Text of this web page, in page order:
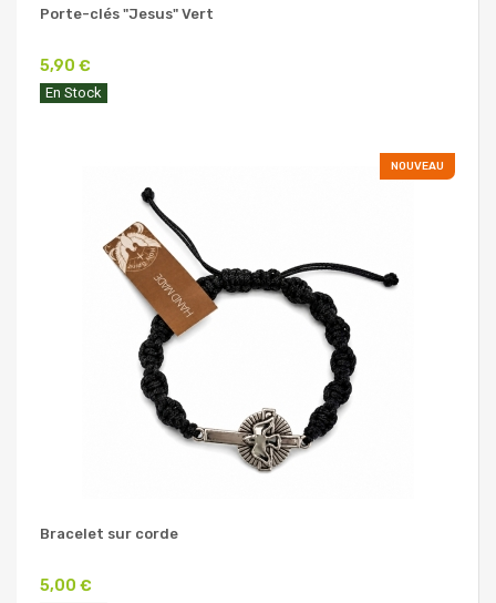
Porte-clés "Jesus" Vert
5,90 €
En Stock
NOUVEAU
Bracelet sur corde
5,00 €